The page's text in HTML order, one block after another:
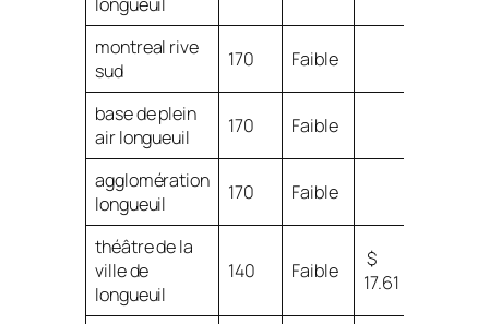
longueuil
montreal rive
sud
170 Faible
base de plein
air longueuil
170 Faible
agglomération
longueuil
170 Faible
théâtre de la
ville de
longueuil
140 Faible
$
17.61